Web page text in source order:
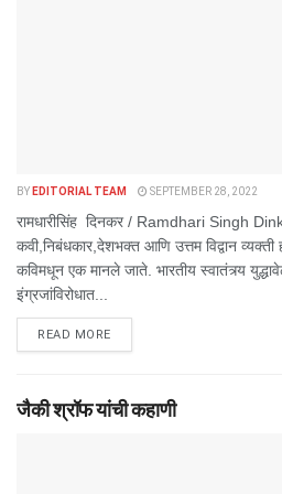
BY EDITORIAL TEAM SEPTEMBER 28, 2022
रामधारीसिंह दिनकर / Ramdhari Singh
कवी,निबंधकार,देशभक्त आणि उत्तम विद्वान
कविमधून एक मानले जाते. भारतीय स्वातंत्र्य
इंग्रजांविरोधात...
READ MOREDETAILS
जैकी श्रॉफ यांची कहाणी